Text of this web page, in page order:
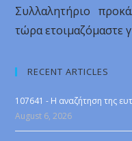
Συλλαλητήριο
τώρα ετοιμαζόμαστε
RECENT ARTICLES
107641 - Η αναζήτηση της
August 6, 2026